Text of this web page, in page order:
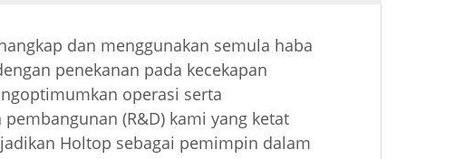
dan menggunakan semula haba
penekanan pada kecekapan
operasi serta
(R&D) kami yang ketat
Holtop sebagai pemimpin dalam